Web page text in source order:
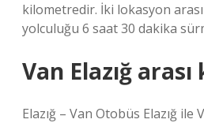
kilometredir. İki lokasyon
yolculuğu 6 saat 30 dakika
Van Elazığ arası
Elazığ – Van Otobüs Elazığ ile